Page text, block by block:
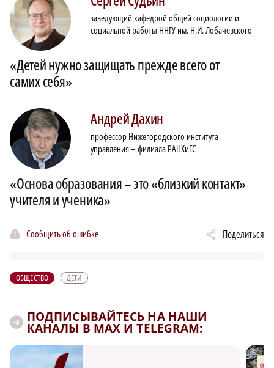
заведующий кафедрой общей социологии и
социальной работы ННГУ им. Н.И. Лобачевского
«Детей нужно защищать прежде всего от
самих себя»
АндрейДахин
профессор Нижегородского института
управления – филиала РАНХиГС
«Основа образования – это «близкий контакт»
учителя и ученика»
Сообщить об ошибке Поделиться
ОБЩЕСТВО ДЕТИ
ПОДПИСЫВАЙТЕСЬ НА НАШИ
КАНАЛЫ В MAX И TELEGRAM: